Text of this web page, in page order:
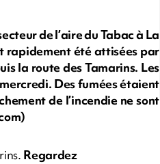
de l’aire du Tabac à La
rapidement été attisées par
la route des Tamarins. Les
Des fumées étaient
de l’incendie ne sont
Regardez